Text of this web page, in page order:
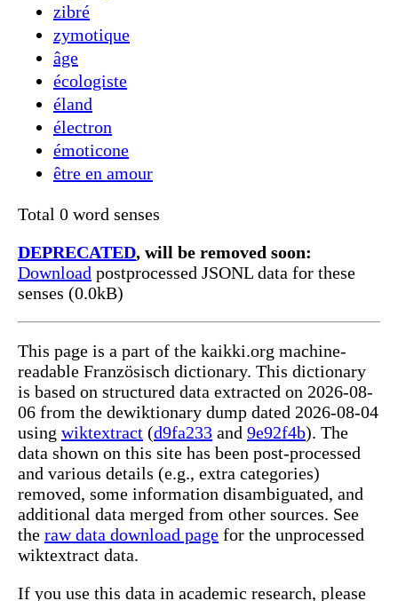
zibré
zymotique
âge
écologiste
éland
électron
émoticone
être en amour
Total 0 word senses
DEPRECATED, will be removed soon:
Download postprocessed JSONL data for these
senses (0.0kB)
This page is a part of the kaikki.org machine-
readable Französisch dictionary. This dictionary
is based on structured data extracted on 2026-08-
06 from the dewiktionary dump dated 2026-08-04
using wiktextract (d9fa233 and 9e92f4b). The
data shown on this site has been post-processed
and various details (e.g., extra categories)
removed, some information disambiguated, and
additional data merged from other sources. See
the raw data download page for the unprocessed
wiktextract data.
If you use this data in academic research, please